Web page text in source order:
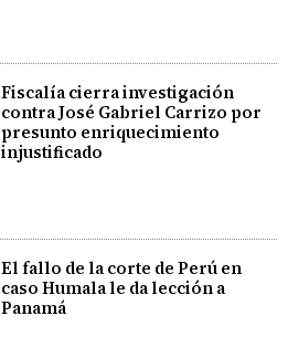
Fiscalía cierra investigación
contra José Gabriel Carrizo por
presunto enriquecimiento
injustificado
El fallo de la corte de Perú en
caso Humala le da lección a
Panamá